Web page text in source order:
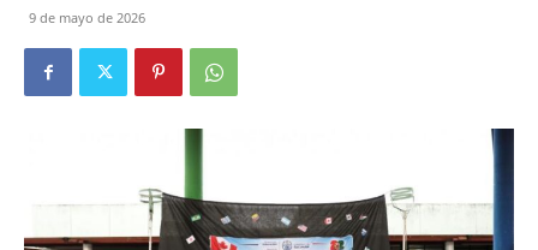
9 de mayo de 2026